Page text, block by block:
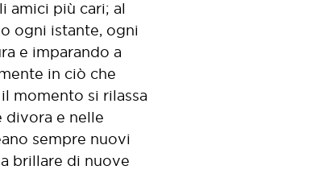
amici più cari; al
ogni istante, ogni
e imparando a
in ciò che
momento si rilassa
divora e nelle
sempre nuovi
brillare di nuove